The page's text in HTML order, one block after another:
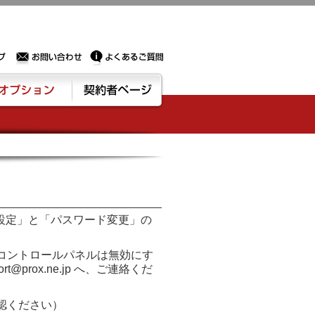
定」と
「パスワード変更」の
ントロールパネルは無効にす
へ、ご連絡くだ
ください）
ョン 契約者ページ